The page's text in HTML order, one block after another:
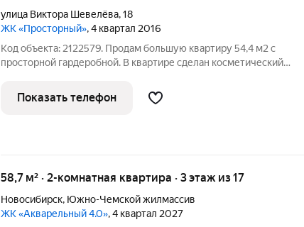
улица Виктора Шевелёва,18
ЖК «Просторный», 4 квартал 2016
Код объекта: 2122579. Продам большую квартиру 54,4 м2 с
просторной гардеробной. В квартире сделан косметический
изменения по вкусу. Окна выходят на улицу. Не упустите
возможность стать владельцем
Показать телефон
58,7 м² · 2-комнатная квартира · 3 этаж из 17
Новосибирск, Южно-Чемской жилмассив
ЖК «Акварельный 4.0», 4 квартал 2027